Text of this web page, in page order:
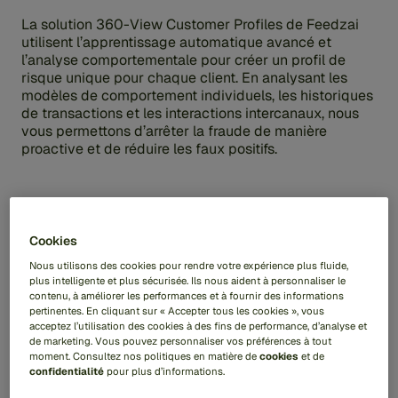
La solution 360-View Customer Profiles de Feedzai
utilisent l’apprentissage automatique avancé et
l’analyse comportementale pour créer un profil de
risque unique pour chaque client. En analysant les
modèles de comportement individuels, les historiques
de transactions et les interactions intercanaux, nous
vous permettons d’arrêter la fraude de manière
proactive et de réduire les faux positifs.
Cookies
Nous utilisons des cookies pour rendre votre expérience plus fluide,
plus intelligente et plus sécurisée. Ils nous aident à personnaliser le
contenu, à améliorer les performances et à fournir des informations
pertinentes. En cliquant sur « Accepter tous les cookies », vous
acceptez l’utilisation des cookies à des fins de performance, d’analyse et
de marketing. Vous pouvez personnaliser vos préférences à tout
moment. Consultez nos politiques en matière decookies et de
confidentialité pour plus d’informations.